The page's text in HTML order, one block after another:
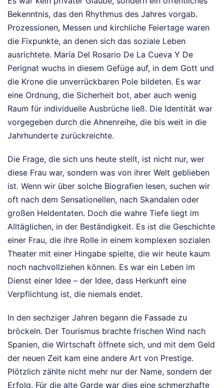
Bekenntnis, das den Rhythmus des Jahres vorgab.
Prozessionen, Messen und kirchliche Feiertage waren
die Fixpunkte, an denen sich das soziale Leben
ausrichtete. María Del Rosario De La Cueva Y De
Perignat wuchs in diesem Gefüge auf, in dem Gott und
die Krone die unverrückbaren Pole bildeten. Es war
eine Ordnung, die Sicherheit bot, aber auch wenig
Raum für individuelle Ausbrüche ließ. Die Identität war
vorgegeben durch die Ahnenreihe, die bis weit in die
Jahrhunderte zurückreichte.
Die Frage, die sich uns heute stellt, ist nicht nur, wer
diese Frau war, sondern was von ihrer Welt geblieben
ist. Wenn wir über solche Biografien lesen, suchen wir
oft nach dem Sensationellen, nach Skandalen oder
großen Heldentaten. Doch die wahre Tiefe liegt im
Alltäglichen, in der Beständigkeit. Es ist die Geschichte
einer Frau, die ihre Rolle in einem komplexen sozialen
Theater mit einer Hingabe spielte, die wir heute kaum
noch nachvollziehen können. Es war ein Leben im
Dienst einer Idee – der Idee, dass Herkunft eine
Verpflichtung ist, die niemals endet.
In den sechziger Jahren begann die Fassade zu
bröckeln. Der Tourismus brachte frischen Wind nach
Spanien, die Wirtschaft öffnete sich, und mit dem Geld
der neuen Zeit kam eine andere Art von Prestige.
Plötzlich zählte nicht mehr nur der Name, sondern der
Erfolg. Für die alte Garde war dies eine schmerzhafte